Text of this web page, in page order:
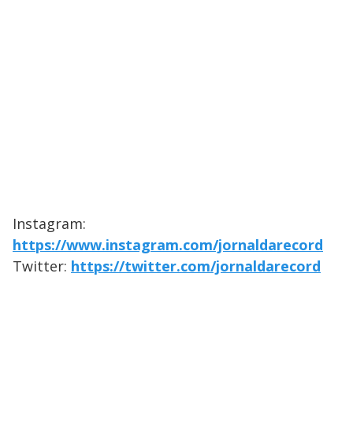
Instagram:
https://www.instagram.com/jornaldarecord
Twitter: https://twitter.com/jornaldarecord